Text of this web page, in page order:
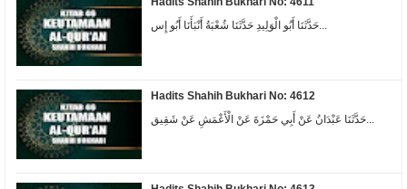
Hadits Shahih Bukhari No: 4612